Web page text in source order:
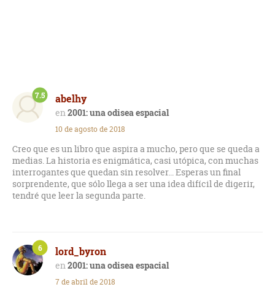
abelhy
2001: una odisea espacial
7.5
10 de agosto de 2018
Creo que es un libro que aspira a mucho, pero que se queda a
medias. La historia es enigmática, casi utópica, con muchas
interrogantes que quedan sin resolver... Esperas un final
sorprendente, que sólo llega a ser una idea difícil de digerir,
tendré que leer la segunda parte.
lord_byron
2001: una odisea espacial
6
7 de abril de 2018